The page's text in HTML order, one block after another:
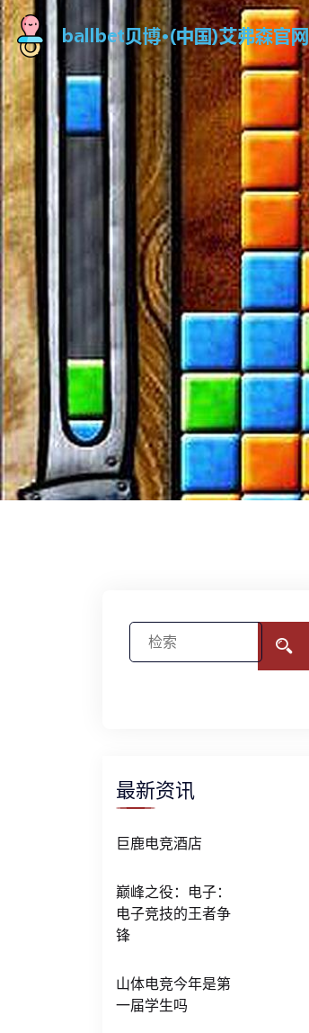
最新资讯
巨鹿电竞酒店
巅峰之役：电子：
电子竞技的王者争
锋
山体电竞今年是第
一届学生吗